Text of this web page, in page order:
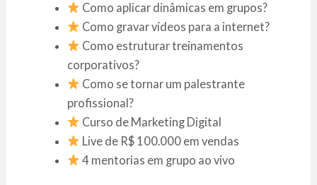
Como aplicar dinâmicas em grupos?
Como gravar vídeos para a internet?
Como estruturar treinamentos
corporativos?
Como se tornar um palestrante
profissional?
Curso de Marketing Digital
Live de R$ 100.000 em vendas
4 mentorias em grupo ao vivo